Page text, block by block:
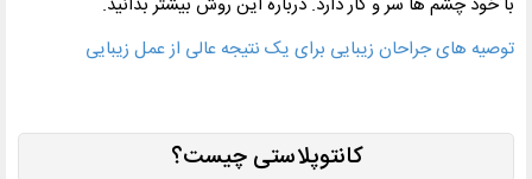
توصیه های جراحان زیبایی برای یک نتیجه عالی از عمل زیبایی
کانتوپلاستی چیست؟